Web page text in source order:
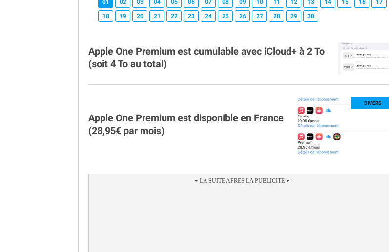
01 02 03 04 05 06 07 08 09 10 11 12 13 14 15 16 17
18 19 20 21 22 23 24 25 26 27 28 29 30
Apple One Premium est cumulable avec iCloud+ à 2 To
(soit 4 To au total)
Apple One Premium est disponible en France
(28,95€ par mois)